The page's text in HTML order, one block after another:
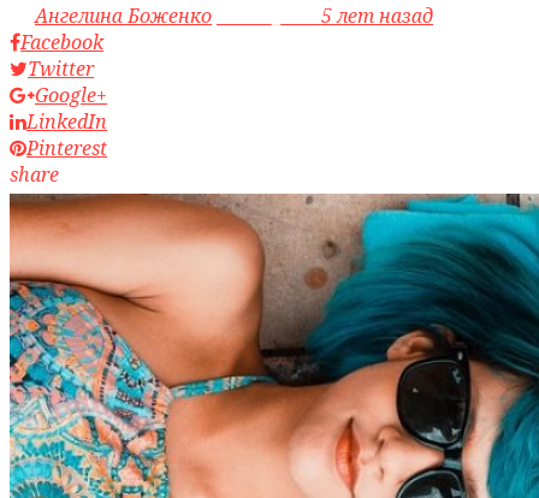
byАнгелина Боженко
5 лет назад
Facebook
Twitter
Google+
LinkedIn
Pinterest
share